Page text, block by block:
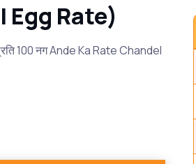
Egg Rate)
100 नग Ande Ka Rate Chandel